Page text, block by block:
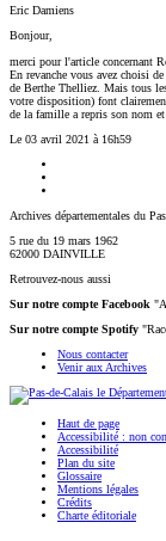
Eric Damiens
Bonjour,
merci pour l'article concernant
En revanche vous avez choisi
de Berthe Thelliez. Mais tous
votre disposition) font
de la famille a repris son nom
Le 03 avril 2021 à 16h59
Archives départementales du
5 rue du 19 mars 1962
62000 DAINVILLE
Retrouvez-nous aussi
Sur notre compte Facebook
Sur notre compte Spotify
Nous contacter
Venir aux Archives
Haut de page
Accessibilité : non
Accessibilité
Plan du site
Glossaire
Mentions légales
Crédits
Charte éditoriale